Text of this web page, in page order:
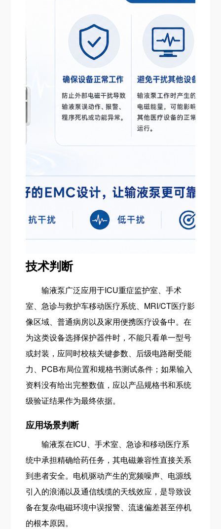
技术判断
输液泵广泛应用于ICU重症监护室、手术
室、急诊与救护车移动医疗系统、MRI/CT医疗影
像区域、普通病房以及家用便携医疗设备中。在
为这类设备选择保护器件时，不能只看单一型号
或封装，应同时校核关键参数、后级电路耐受能
力、PCB布局位置和规格书测试条件；如果输入
资料没有给出完整数值，应以产品规格书和系统
级验证结果作为最终依据。
应用场景判断
输液泵在ICU、手术室、急诊和移动医疗系
统中承担精确给药任务，其电磁兼容性直接关系
到患者安全。电机驱动产生的宽频噪声、电源线
引入的浪涌以及通信线缆的天线效应，是导致设
备在复杂电磁环境中误报警、流速偏差甚至停机
的根本原因。